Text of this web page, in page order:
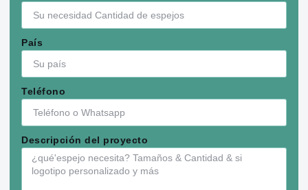
País
Teléfono
Descripción del proyecto